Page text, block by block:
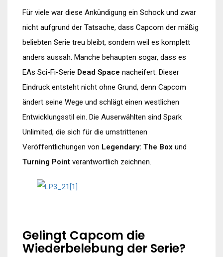
Für viele war diese Ankündigung ein Schock und zwar
nicht aufgrund der Tatsache, dass Capcom der mäßig
beliebten Serie treu bleibt, sondern weil es komplett
anders aussah. Manche behaupten sogar, dass es
EAs Sci-Fi-Serie Dead Space nacheifert. Dieser
Eindruck entsteht nicht ohne Grund, denn Capcom
ändert seine Wege und schlägt einen westlichen
Entwicklungsstil ein. Die Auserwählten sind Spark
Unlimited, die sich für die umstrittenen
Veröffentlichungen von Legendary: The Box und
Turning Point verantwortlich zeichnen.
Gelingt Capcom die
Wiederbelebung der Serie?